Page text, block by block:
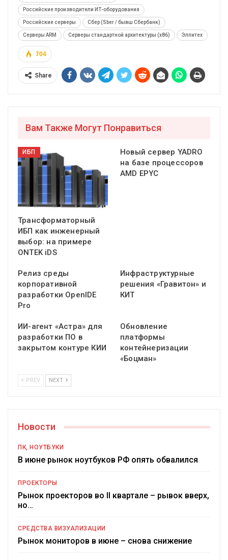
Российские производители ИТ-оборудования
Российские серверы Сбер (Sber / бывш Сбербанк)
Серверы ARM Серверы стандартной архитектуры (x86) Элпитех
704
Share
Вам Также Могут Понравиться
ИБП
Трансформаторный
ИБП как инженерный
выбор: на примере
ONTEK iDS
Новый сервер YADRO
на базе процессоров
AMD EPYC
Релиз среды
корпоративной
разработки OpenIDE
Pro
Инфраструктурные
решения «Гравитон» и
КИТ
ИИ-агент «Астра» для
разработки ПО в
закрытом контуре КИИ
Обновление
платформы
контейнеризации
«Боцман»
PREV NEXT
Новости
ПК, НОУТБУКИ
В июне рынок ноутбуков РФ опять обвалился
ПРОЕКТОРЫ
Рынок проекторов во II квартале – рывок вверх,
но…
СРЕДСТВА ВИЗУАЛИЗАЦИИ
Рынок мониторов в июне – снова снижение